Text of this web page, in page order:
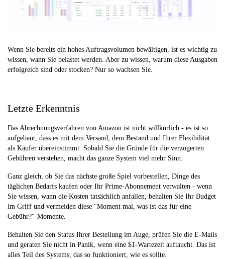
Wenn Sie bereits ein hohes Auftragsvolumen bewältigen, ist es wichtig zu
wissen, wann Sie belastet werden. Aber zu wissen, warum diese Ausgaben
erfolgreich sind oder stocken? Nur so wachsen Sie.
Letzte Erkenntnis
Das Abrechnungsverfahren von Amazon ist nicht willkürlich - es ist so
aufgebaut, dass es mit dem Versand, dem Bestand und Ihrer Flexibilität
als Käufer übereinstimmt. Sobald Sie die Gründe für die verzögerten
Gebühren verstehen, macht das ganze System viel mehr Sinn.
Ganz gleich, ob Sie das nächste große Spiel vorbestellen, Dinge des
täglichen Bedarfs kaufen oder Ihr Prime-Abonnement verwalten - wenn
Sie wissen, wann die Kosten tatsächlich anfallen, behalten Sie Ihr Budget
im Griff und vermeiden diese "Moment mal, was ist das für eine
Gebühr?"-Momente.
Behalten Sie den Status Ihrer Bestellung im Auge, prüfen Sie die E-Mails
und geraten Sie nicht in Panik, wenn eine $1-Wartezeit auftaucht. Das ist
alles Teil des Systems, das so funktioniert, wie es sollte.